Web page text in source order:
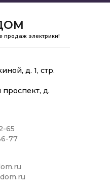
продаж электрики!
д. 1, стр.
д.
65
77